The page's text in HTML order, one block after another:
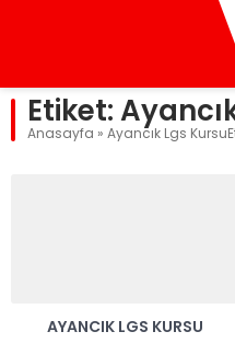
Etiket:
Anasayfa » Ayancık Lgs
AYANCIK LGS KURSU